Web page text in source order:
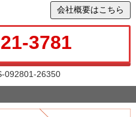
会社概要はこちら
3781
092801-26350